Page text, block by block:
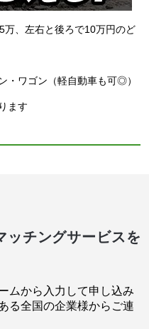
、左右と後ろで10万円のど
・ワゴン（軽自動車も可◎）
ます
ッチングサービスを
ムから入力して申し込み
る全国の企業様からご連